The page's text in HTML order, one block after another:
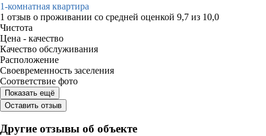
1-комнатная квартира
1 отзыв о проживании со средней оценкой 9,7 из 10,0
Чистота
Цена - качество
Качество обслуживания
Расположение
Своевременность заселения
Соответствие фото
Показать ещё
Оставить отзыв
Другие отзывы об объекте